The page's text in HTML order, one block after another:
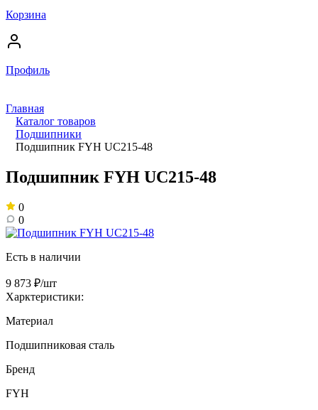
Корзина
Профиль
Главная
Каталог товаров
Подшипники
Подшипник FYH UC215-48
Подшипник FYH UC215-48
0
0
Есть в наличии
9 873 ₽/шт
Харктеристики:
Материал
Подшипниковая сталь
Бренд
FYH